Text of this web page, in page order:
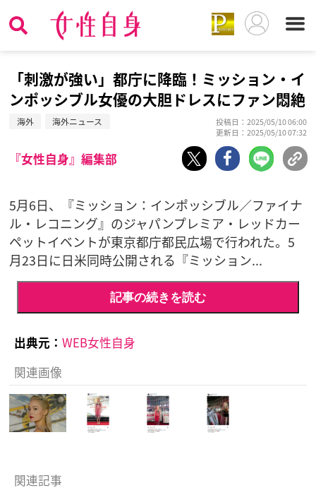
「刺激が強い」都庁に降臨！ミッション・イ
ンポッシブル女優の大胆ドレスにファン悶絶
海外 海外ニュース
投稿日：2025/05/10 06:00
更新日：2025/05/10 07:32
『女性自身』編集部
5月6日、『ミッション：インポッシブル／ファイナ
ル・レコニング』のジャパンプレミア・レッドカー
ペットイベントが東京都庁都民広場で行われた。5
月23日に日米同時公開される『ミッション...
記事の続きを読む
出典元： WEB女性自身
関連画像
関連記事